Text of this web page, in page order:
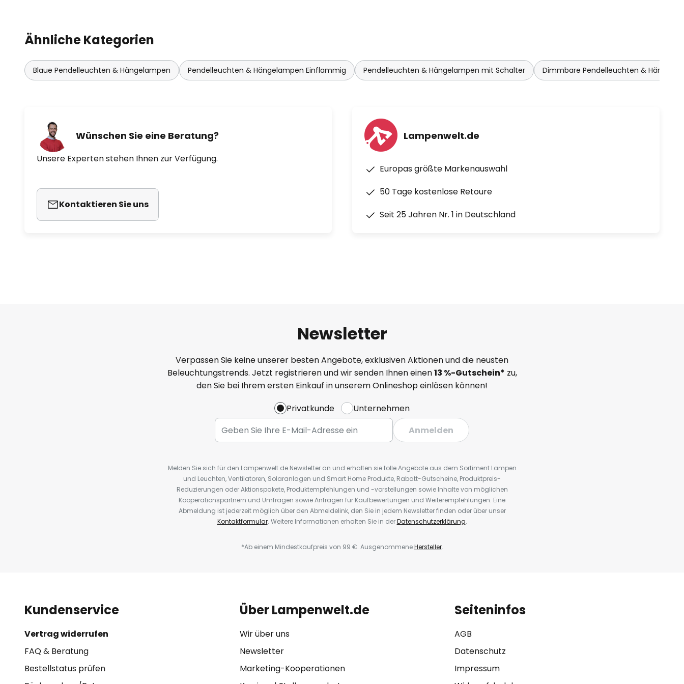
Ähnliche Kategorien
Blaue Pendelleuchten & Hängelampen Pendelleuchten & Hängelampen Einflammig Pendelleuchten & Hängelampen mit Schalter Dimmbare Pendelleuchten &
Wünschen Sie eine Beratung?
Unsere Experten stehen Ihnen zur Verfügung.
Kontaktieren Sie uns
Lampenwelt.de
Europas größte Markenauswahl
50 Tage kostenlose Retoure
Seit 25 Jahren Nr. 1 in Deutschland
Newsletter
Verpassen Sie keine unserer besten Angebote, exklusiven Aktionen und die neusten
Beleuchtungstrends. Jetzt registrieren und wir senden Ihnen einen13 %-Gutschein* zu,
den Sie bei Ihrem ersten Einkauf in unserem Onlineshop einlösen können!
Privatkunde
Unternehmen
Anmelden
Melden Sie sich für den Lampenwelt.de Newsletter an und erhalten sie tolle Angebote aus dem Sortiment Lampen
und Leuchten, Ventilatoren, Solaranlagen und Smart Home Produkte, Rabatt-Gutscheine, Produktpreis-
Reduzierungen oder Aktionspakete, Produktempfehlungen und -vorstellungen sowie Inhalte von möglichen
Kooperationspartnern und Umfragen sowie Anfragen für Kaufbewertungen und Weiterempfehlungen. Eine
Abmeldung ist jederzeit möglich über den Abmeldelink, den Sie in jedem Newsletter finden oder über unser
Kontaktformular. Weitere Informationen erhalten Sie in derDatenschutzerklärung.
*Ab einem Mindestkaufpreis von 99 €. AusgenommeneHersteller.
Kundenservice
Vertrag widerrufen
FAQ & Beratung
Bestellstatus prüfen
Über Lampenwelt.de
Wir über uns
Newsletter
Marketing-Kooperationen
Seiteninfos
AGB
Datenschutz
Impressum